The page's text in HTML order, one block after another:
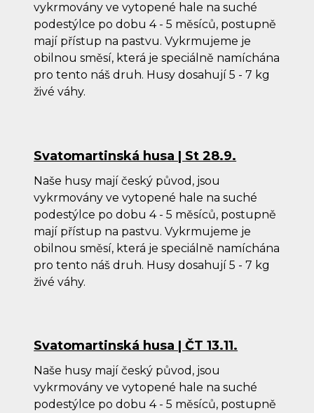
vykrmovány ve vytopené hale na suché
podestýlce po dobu 4 - 5 měsíců, postupně
mají přístup na pastvu. Vykrmujeme je
obilnou směsí, která je speciálně namíchána
pro tento náš druh. Husy dosahují 5 - 7 kg
živé váhy.
Svatomartinská husa | St 28.9.
Naše husy mají český původ, jsou
vykrmovány ve vytopené hale na suché
podestýlce po dobu 4 - 5 měsíců, postupně
mají přístup na pastvu. Vykrmujeme je
obilnou směsí, která je speciálně namíchána
pro tento náš druh. Husy dosahují 5 - 7 kg
živé váhy.
Svatomartinská husa | ČT 13.11.
Naše husy mají český původ, jsou
vykrmovány ve vytopené hale na suché
podestýlce po dobu 4 - 5 měsíců, postupně